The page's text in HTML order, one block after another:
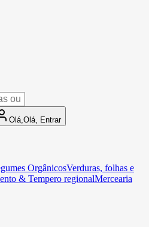
Olá, Olá, Entrar
OrgânicosVerduras, folhas e
& Tempero regionalMercearia